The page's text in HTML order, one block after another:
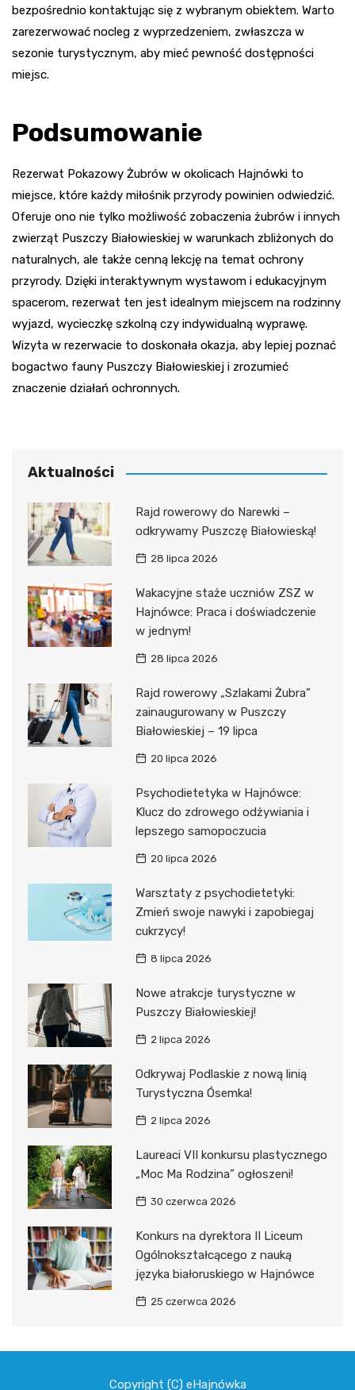
bezpośrednio kontaktując się z wybranym obiektem. Warto
zarezerwować nocleg z wyprzedzeniem, zwłaszcza w
sezonie turystycznym, aby mieć pewność dostępności
miejsc.
Podsumowanie
Rezerwat Pokazowy Żubrów w okolicach Hajnówki to
miejsce, które każdy miłośnik przyrody powinien odwiedzić.
Oferuje ono nie tylko możliwość zobaczenia żubrów i innych
zwierząt Puszczy Białowieskiej w warunkach zbliżonych do
naturalnych, ale także cenną lekcję na temat ochrony
przyrody. Dzięki interaktywnym wystawom i edukacyjnym
spacerom, rezerwat ten jest idealnym miejscem na rodzinny
wyjazd, wycieczkę szkolną czy indywidualną wyprawę.
Wizyta w rezerwacie to doskonała okazja, aby lepiej poznać
bogactwo fauny Puszczy Białowieskiej i zrozumieć
znaczenie działań ochronnych.
Aktualności
Rajd rowerowy do Narewki –
odkrywamy Puszczę Białowieską!
28 lipca 2026
Wakacyjne staże uczniów ZSZ w
Hajnówce: Praca i doświadczenie
w jednym!
28 lipca 2026
Rajd rowerowy „Szlakami Żubra”
zainaugurowany w Puszczy
Białowieskiej – 19 lipca
20 lipca 2026
Psychodietetyka w Hajnówce:
Klucz do zdrowego odżywiania i
lepszego samopoczucia
20 lipca 2026
Warsztaty z psychodietetyki:
Zmień swoje nawyki i zapobiegaj
cukrzycy!
8 lipca 2026
Nowe atrakcje turystyczne w
Puszczy Białowieskiej!
2 lipca 2026
Odkrywaj Podlaskie z nową linią
Turystyczna Ósemka!
2 lipca 2026
Laureaci VII konkursu plastycznego
„Moc Ma Rodzina” ogłoszeni!
30 czerwca 2026
Konkurs na dyrektora II Liceum
Ogólnokształcącego z nauką
języka białoruskiego w Hajnówce
25 czerwca 2026
Copyright (C) eHajnówka